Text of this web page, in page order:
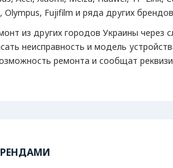
Fujifilm и ряда других
из других городов Украины
неисправность и модель
ремонта и сообщат